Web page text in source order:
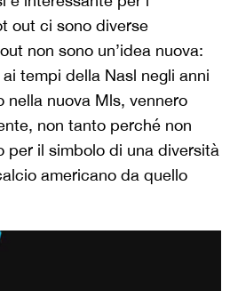
out ci sono diverse
non sono un’idea nuova:
tempi della Nasl negli anni
nella nuova Mls, vennero
non tanto perché non
per il simbolo di una diversità
americano da quello